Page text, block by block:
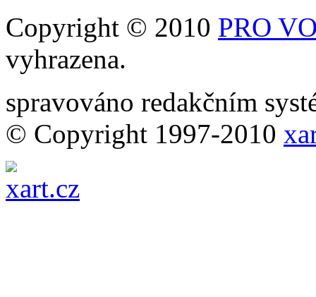
Copyright © 2010 PRO
vyhrazena.
spravováno redakčním
© Copyright 1997-2010